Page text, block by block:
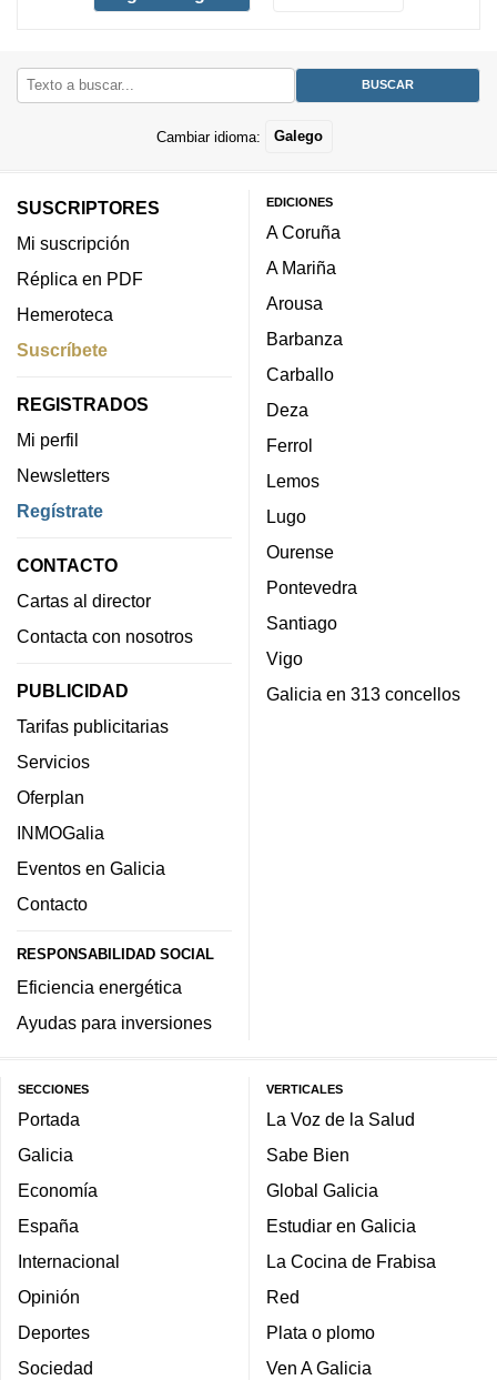
Cambiar idioma: Galego
SUSCRIPTORES
Mi suscripción
Réplica en PDF
Hemeroteca
Suscríbete
REGISTRADOS
Mi perfil
Newsletters
Regístrate
CONTACTO
Cartas al director
Contacta con nosotros
PUBLICIDAD
Tarifas publicitarias
Servicios
Oferplan
INMOGalia
Eventos en Galicia
Contacto
RESPONSABILIDAD SOCIAL
Eficiencia energética
Ayudas para inversiones
EDICIONES
A Coruña
A Mariña
Arousa
Barbanza
Carballo
Deza
Ferrol
Lemos
Lugo
Ourense
Pontevedra
Santiago
Vigo
Galicia en 313 concellos
SECCIONES
Portada
Galicia
Economía
España
Internacional
Opinión
Deportes
Sociedad
VERTICALES
La Voz de la Salud
Sabe Bien
Global Galicia
Estudiar en Galicia
La Cocina de Frabisa
Red
Plata o plomo
Ven A Galicia